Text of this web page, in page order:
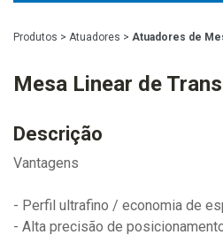
Produtos > Atuadores > Atuadores de
Mesa Linear de
Descrição
Vantagens
- Perfil ultrafino / economia de
- Alta precisão de